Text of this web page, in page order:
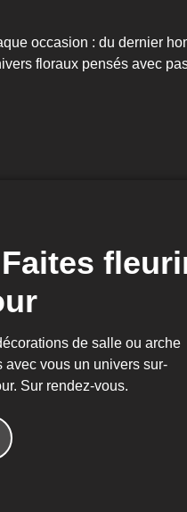
occasion : du dernier
floraux pensés avec
de salle ou arche
vous un univers sur-
Sur rendez-vous.